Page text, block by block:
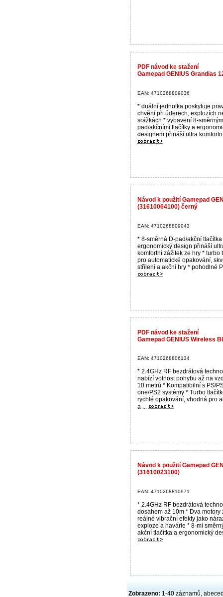
PDF návod ke stažení
Gamepad GENIUS Grandias
EAN: 4710268809036
* duální jednotka poskytuje
chvění při úderech, explozích
srážkách * vybavení 8-
pad/akčními tlačítky a
designem přináší ultra
Návod k použití Gamepad
(31610064100) černý
EAN: 4710268809043
* 8-směrná D-pad/akční tlačítka
ergonomický design přináší
komfortní zážitek ze hry * turbo
pro automatické opakování,
střílení a akční hry * pohodlné
PDF návod ke stažení
Gamepad GENIUS Wireless
EAN: 4710268806134
* 2.4GHz RF bezdrátová
nabízí volnost pohybu až na
10 metrů * Kompatibilní s PS/
one/PS2 systémy * Turbo
rychlé opakování, vhodná pro
a ...
Návod k použití Gamepad
(31610023100)
EAN: 4710268810971
* 2.4GHz RF bezdrátová
dosahem až 10m * Dva
reálné vibrační efekty jako
exploze a havárie * 8-mi
akční tlačítka a ergonomický
Zobrazeno: 1-40 záznamů,